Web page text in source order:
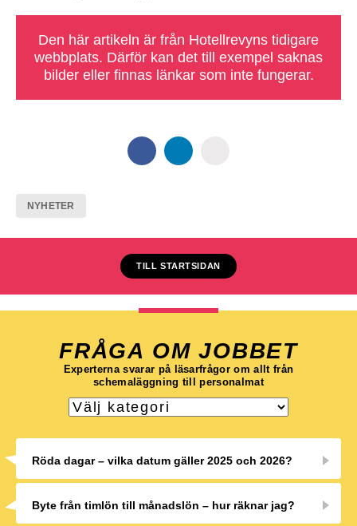
Den här artikeln är från Hotellrevyns tidigare
webbplats. Därför kan det till exempel saknas
bilder eller finnas länkar som inte fungerar.
NYHETER
TILL STARTSIDAN
FRÅGA OM JOBBET
Experterna svarar på läsarfrågor om allt från
schemaläggning till personalmat
Röda dagar – vilka datum gäller 2025 och 2026?
Byte från timlön till månadslön – hur räknar jag?